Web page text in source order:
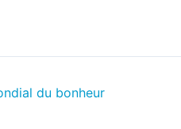
du bonheur